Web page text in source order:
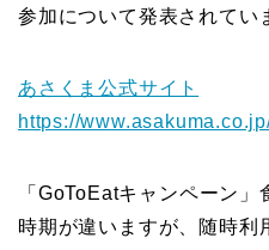
参加について発表されてい
あさくま公式サイト
https://
「GoToEatキャンペーン
時期が違いますが、随時利